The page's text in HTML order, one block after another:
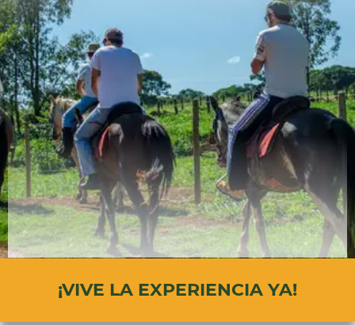
¡VIVE LA EXPERIENCIA YA!